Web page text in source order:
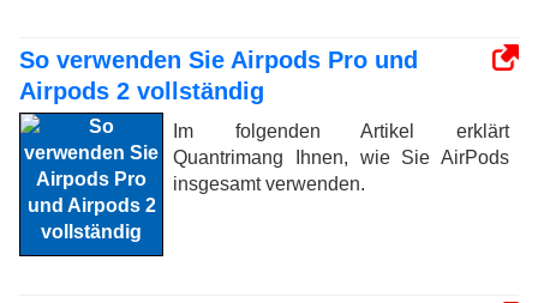
So verwenden Sie Airpods Pro und
Airpods 2 vollständig
Im folgenden Artikel erklärt
Quantrimang Ihnen, wie Sie AirPods
insgesamt verwenden.